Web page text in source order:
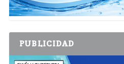
PUBLICIDAD